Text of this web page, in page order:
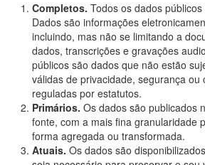
Completos. Todos os dados
Dados são informações
incluindo, mas não se limitando a
dados, transcrições e gravações
públicos são dados que não estão
válidas de privacidade, segurança ou
reguladas por estatutos.
Primários. Os dados são publicados
fonte, com a mais fina granularidade
forma agregada ou transformada.
Atuais. Os dados são